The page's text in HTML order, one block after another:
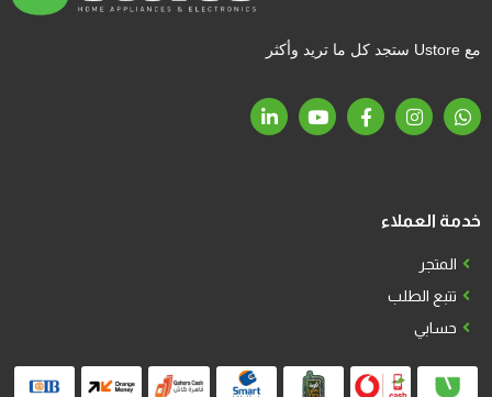
مع Ustore ستجد كل ما تريد وأكثر
خدمة العملاء
المتجر
تتبع الطلب
حسابي